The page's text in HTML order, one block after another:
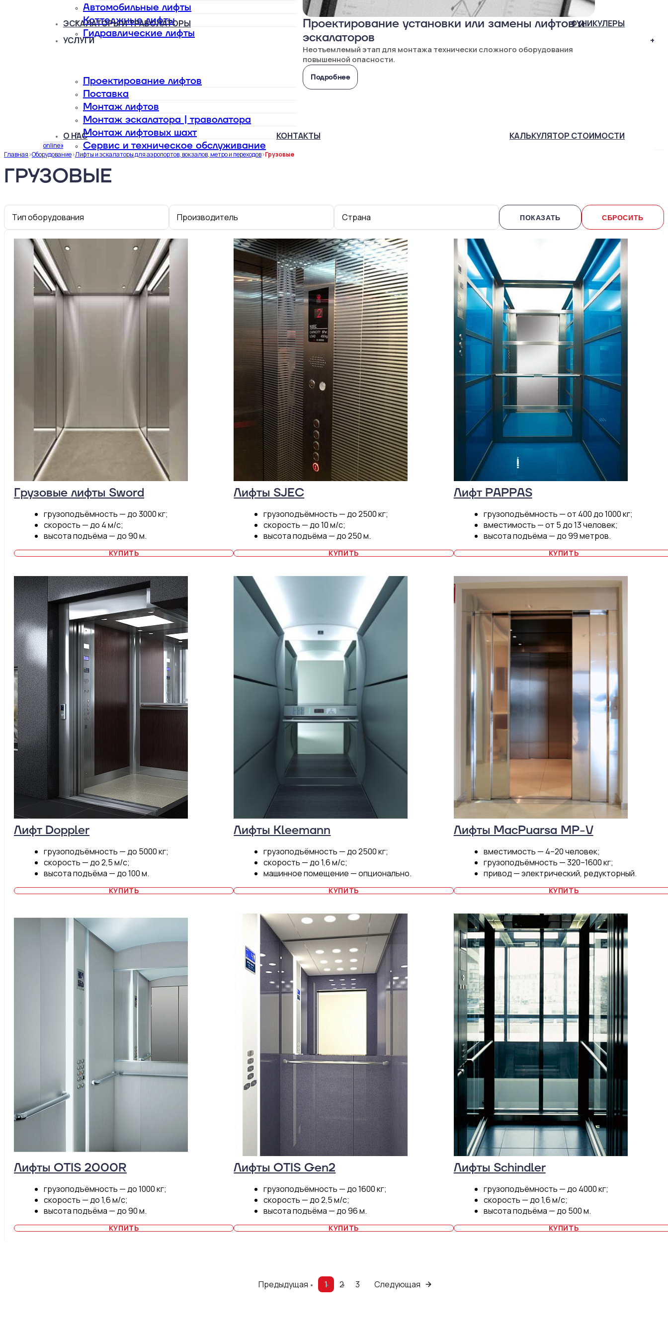
Проектирование установки или замены лифтов и
эскалаторов
Неотъемлемый этап для монтажа технически сложного оборудования
повышенной опасности.
Подробнее
Автомобильные лифты
Коттеджные лифты
Гидравлические лифты
ЭСКАЛАТОРЫ И ТРАВОЛАТОРЫ
ФУНИКУЛЕРЫ
УСЛУГИ
+
Проектирование лифтов
Поставка
Монтаж лифтов
Монтаж эскалатора | траволатора
Монтаж лифтовых шахт
Сервис и техническое обслуживание
О НАС КОНТАКТЫ КАЛЬКУЛЯТОР СТОИМОСТИ
online калькулятор
Главная>Оборудование>Лифты и эскалаторы для аэропортов, вокзалов, метро и переходов>Грузовые
ГРУЗОВЫЕ
тип оборудования производитель страна
Грузовые лифты Sword
грузоподъёмность — до 3000 кг;
скорость — до 4 м/с;
высота подъёма — до 90 м.
КУПИТЬ
Лифты SJEC
грузоподъёмность — до 2500 кг;
скорость — до 10 м/c;
высота подъёма — до 250 м.
КУПИТЬ
Лифт PAPPAS
грузоподъёмность — от 400 до 1000 кг;
вместимость — от 5 до 13 человек;
высота подъёма — до 99 метров.
КУПИТЬ
Лифт Doppler
грузоподъёмность — до 5000 кг;
скорость — до 2,5 м/с;
высота подъёма — до 100 м.
КУПИТЬ
Лифты Kleemann
грузоподъёмность — до 2500 кг;
скорость — до 1,6 м/с;
машинное помещение — опционально.
КУПИТЬ
Лифты MacPuarsa MP-V
вместимость — 4–20 человек;
грузоподъёмность — 320–1600 кг;
привод — электрический, редукторный.
КУПИТЬ
Лифты OTIS 2000R
грузоподъёмность — до 1000 кг;
скорость — до 1,6 м/c;
высота подъёма — до 90 м.
КУПИТЬ
Лифты OTIS Gen2
грузоподъёмность — до 1600 кг;
скорость — до 2,5 м/c;
высота подъёма — до 96 м.
КУПИТЬ
Лифты Schindler
грузоподъёмность — до 4000 кг;
скорость — до 1,6 м/c;
высота подъёма — до 500 м.
КУПИТЬ
Предыдущая 1 2 3 Следующая